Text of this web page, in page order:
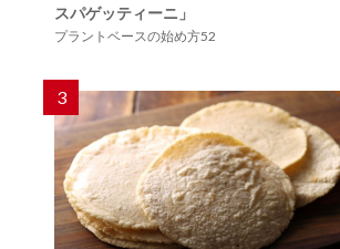
スパゲッティーニ」
プラントベースの始め方52
3